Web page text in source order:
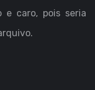
e caro, pois seria